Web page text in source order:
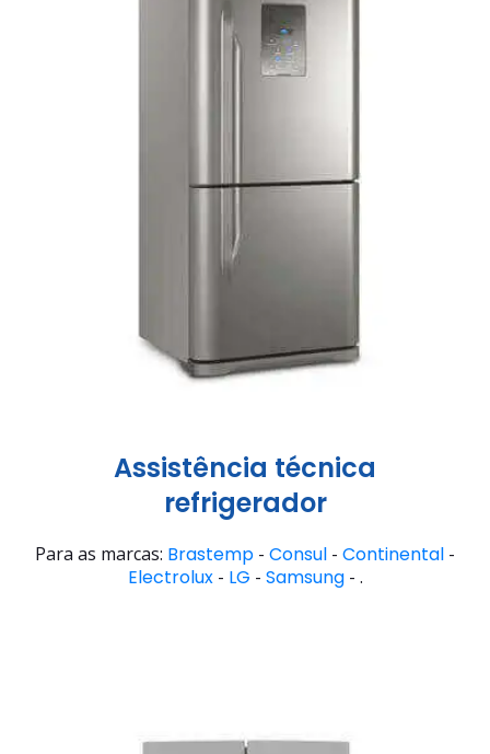
Assistência técnica
refrigerador
Para as marcas: Brastemp - Consul - Continental -
Electrolux- LG - Samsung- .